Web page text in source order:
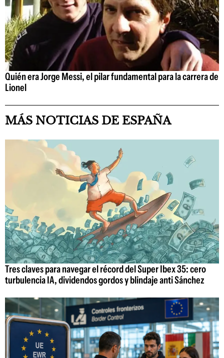
Quién era Jorge Messi, el pilar fundamental para la carrera de
Lionel
MÁS NOTICIAS DE ESPAÑA
Tres claves para navegar el récord del Super Ibex 35: cero
turbulencia IA, dividendos gordos y blindaje anti Sánchez